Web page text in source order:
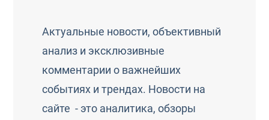
Актуальные новости, объективный
анализ и эксклюзивные
комментарии о важнейших
событиях и трендах. Новости на
сайте - это аналитика, обзоры